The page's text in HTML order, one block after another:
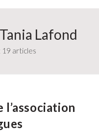
Tania Lafond
articles
l’association